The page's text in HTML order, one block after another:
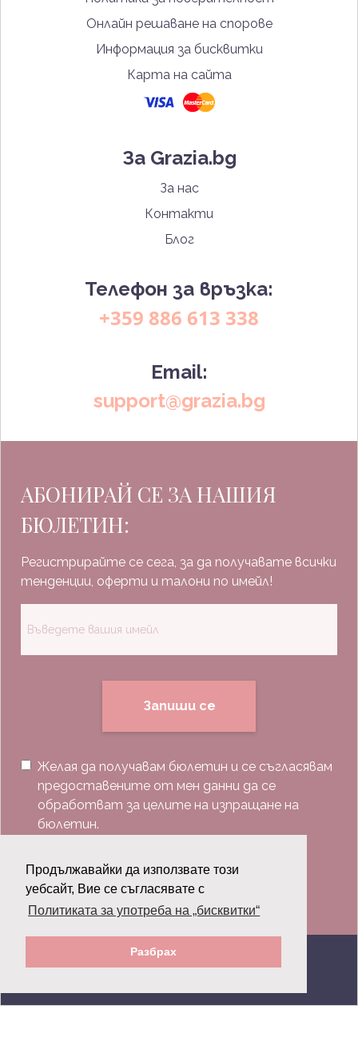
Продължавайки да използвате този
уебсайт, Вие се съгласявате с
Политиката за употреба на „бисквитки“
Разбрах
Онлайн решаване на спорове
Информация за бисквитки
Карта на сайта
За Grazia.bg
За нас
Контакти
Блог
Телефон за връзка:
+359 886 613 338
Email:
support@grazia.bg
АБОНИРАЙ СЕ ЗА НАШИЯ
БЮЛЕТИН:
Регистрирайте се сега, за да получавате всички
тенденции, оферти и талони по имейл!
Запиши се
Желая да получавам бюлетин и се съгласявам
предоставените от мен данни да се
обработват за целите на изпращане на
бюлетин.
Последвай ни:
© 2026 Grazia.bg - Всички права запазени